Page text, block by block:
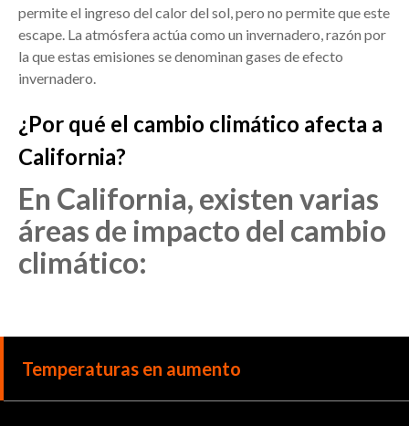
permite el ingreso del calor del sol, pero no permite que este
escape. La atmósfera actúa como un invernadero, razón por
la que estas emisiones se denominan gases de efecto
invernadero.
¿Por qué el cambio climático afecta a
California?
En California, existen varias
áreas de impacto del cambio
climático:
Temperaturas en aumento